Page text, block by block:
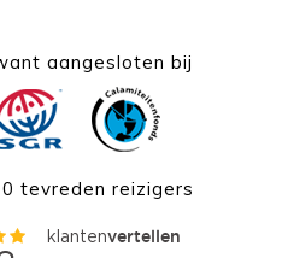
aangesloten bij
tevreden reizigers